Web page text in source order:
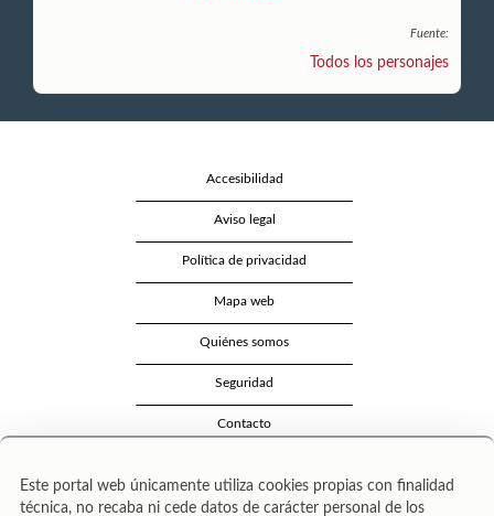
Fuente:
Todos los personajes
Accesibilidad
Aviso legal
Política de privacidad
Mapa web
Quiénes somos
Seguridad
Contacto
Este portal web únicamente utiliza cookies propias con finalidad
técnica, no recaba ni cede datos de carácter personal de los